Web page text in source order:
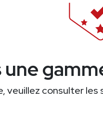
veuillez consulter